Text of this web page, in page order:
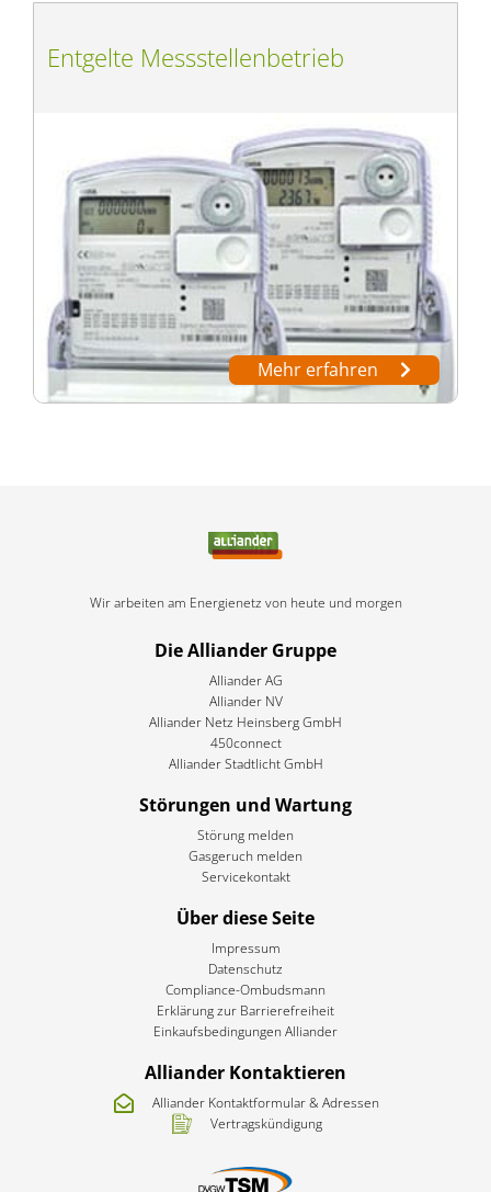
Entgelte Messstellenbetrieb
Mehr erfahren
Wir arbeiten am Energienetz von heute und morgen
Die Alliander Gruppe
Alliander AG
Alliander NV
Alliander Netz Heinsberg GmbH
450connect
Alliander Stadtlicht GmbH
Störungen und Wartung
Störung melden
Gasgeruch melden
Servicekontakt
Über diese Seite
Impressum
Datenschutz
Compliance-Ombudsmann
Erklärung zur Barrierefreiheit​
Einkaufsbedingungen Alliander
Alliander Kontaktieren
Alliander Kontaktformular & Adressen
Vertragskündigung